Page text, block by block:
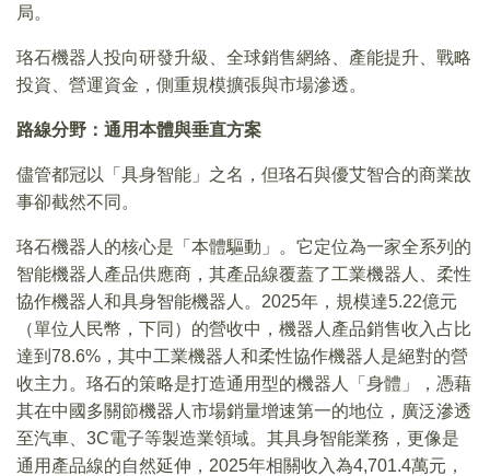
局。
珞石機器人投向研發升級、全球銷售網絡、產能提升、戰略
投資、營運資金，側重規模擴張與市場滲透。
路線分野：通用本體與垂直方案
儘管都冠以「具身智能」之名，但珞石與優艾智合的商業故
事卻截然不同。
珞石機器人的核心是「本體驅動」。它定位為一家全系列的
智能機器人產品供應商，其產品線覆蓋了工業機器人、柔性
協作機器人和具身智能機器人。2025年，規模達5.22億元
（單位人民幣，下同）的營收中，機器人產品銷售收入占比
達到78.6%，其中工業機器人和柔性協作機器人是絕對的營
收主力。珞石的策略是打造通用型的機器人「身體」，憑藉
其在中國多關節機器人市場銷量增速第一的地位，廣泛滲透
至汽車、3C電子等製造業領域。其具身智能業務，更像是
通用產品線的自然延伸，2025年相關收入為4,701.4萬元，